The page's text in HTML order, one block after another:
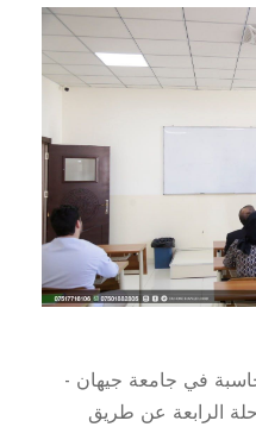
في جامعة جيهان -
الرابعة عن طريق